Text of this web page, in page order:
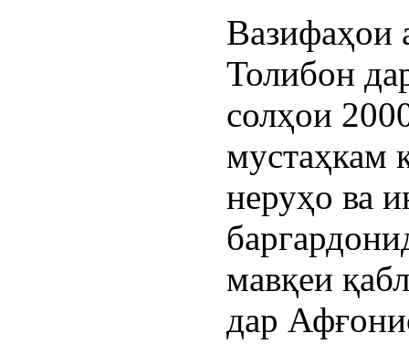
Вазифаҳои
Толибон
солҳои
мустаҳкам
неруҳо ва
мавқеи
дар